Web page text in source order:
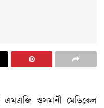
এমএজি ওসমানী মেডিকেল